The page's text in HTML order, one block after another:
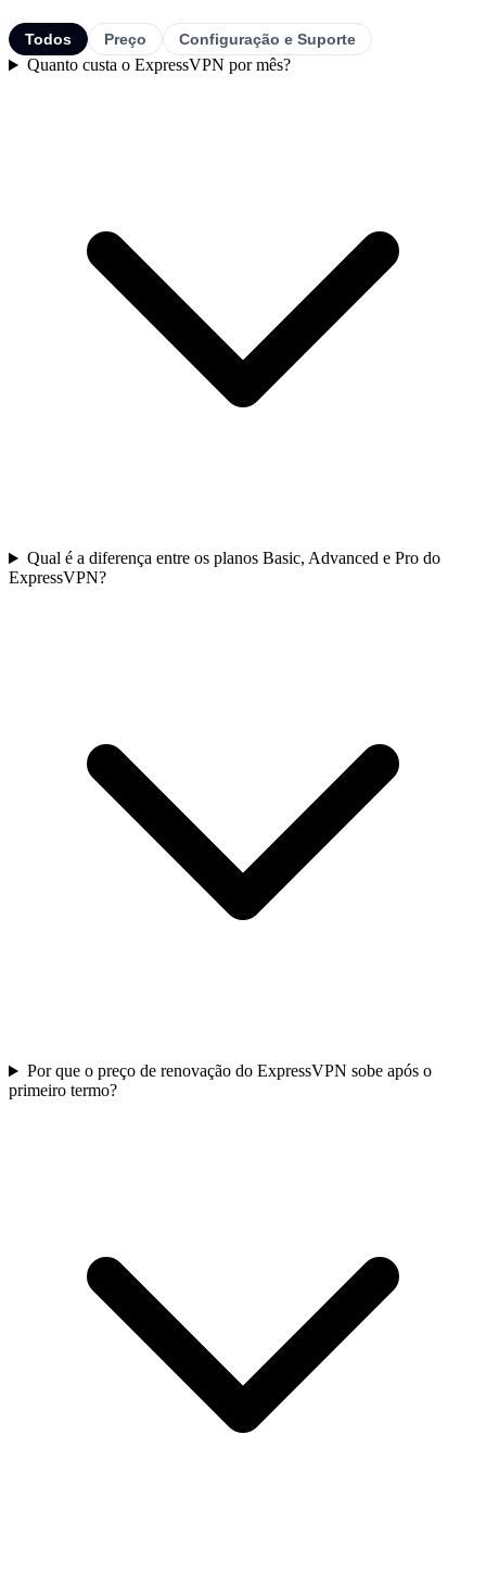
Todos Preço Configuração e Suporte
Quanto custa o ExpressVPN por mês?
Qual é a diferença entre os planos Basic, Advanced e Pro do
ExpressVPN?
Por que o preço de renovação do ExpressVPN sobe após o
primeiro termo?